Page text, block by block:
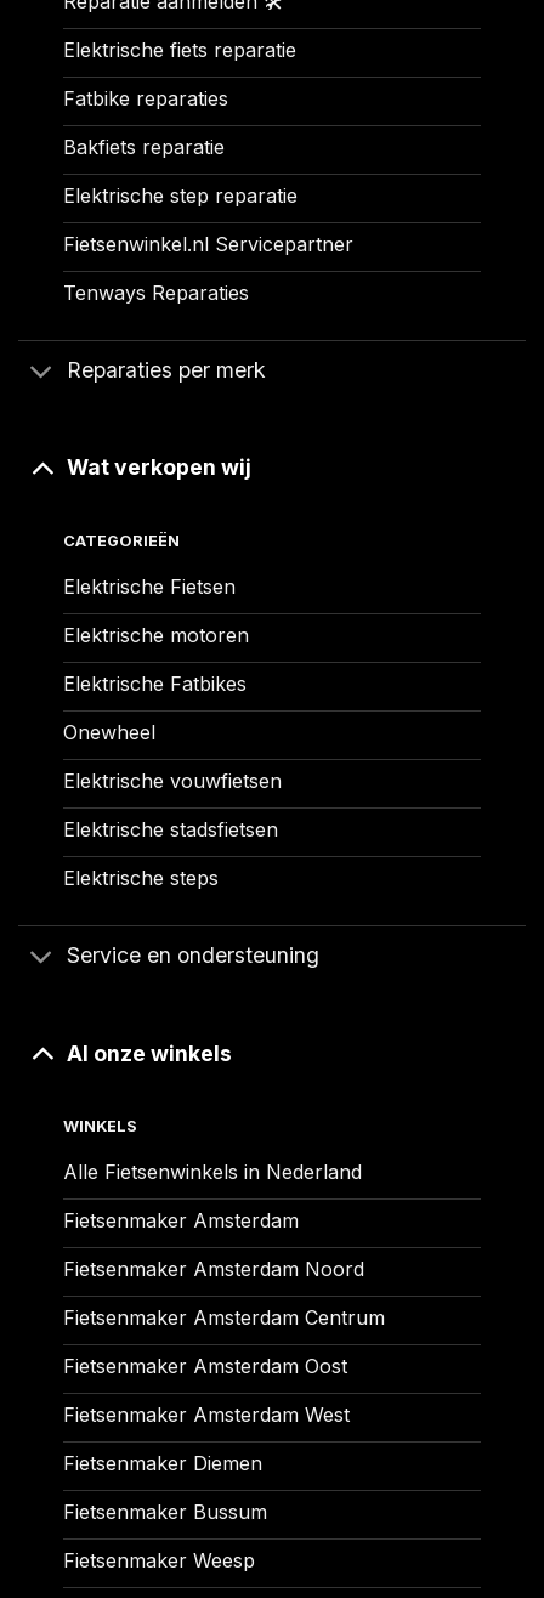
Elektrische fiets reparatie
Fatbike reparaties
Bakfiets reparatie
Elektrische step reparatie
Fietsenwinkel.nl Servicepartner
Tenways Reparaties
Reparaties per merk
Wat verkopen wij
CATEGORIEËN
Elektrische Fietsen
Elektrische motoren
Elektrische Fatbikes
Onewheel
Elektrische vouwfietsen
Elektrische stadsfietsen
Elektrische steps
Service en ondersteuning
Al onze winkels
WINKELS
Alle Fietsenwinkels in Nederland
Fietsenmaker Amsterdam
Fietsenmaker Amsterdam Noord
Fietsenmaker Amsterdam Centrum
Fietsenmaker Amsterdam Oost
Fietsenmaker Amsterdam West
Fietsenmaker Diemen
Fietsenmaker Bussum
Fietsenmaker Weesp